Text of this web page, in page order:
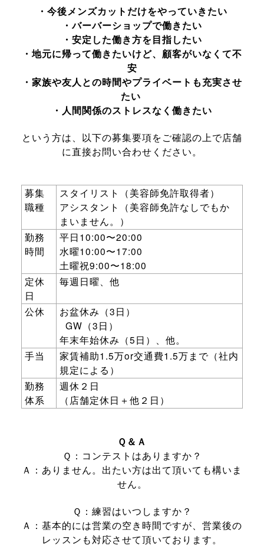
・今後メンズカットだけをやっていきたい
・バーバーショップで働きたい
・安定した働き方を目指したい
・地元に帰って働きたいけど、顧客がいなくて不
安
・家族や友人との時間やプライベートも充実させ
たい
・人間関係のストレスなく働きたい
という方は、以下の募集要項をご確認の上で店舗
に直接お問い合わせください。
募集
職種
スタイリスト（美容師免許取得者）
アシスタント（美容師免許なしでもか
まいません。）
勤務
時間
平日10:00〜20:00
水曜10:00〜17:00
土曜祝9:00〜18:00
定休
日
毎週日曜、 他
公休 お盆休み（3日）
GW （3日）
年末年始休み（5日）、他。
手当
家賃補助1.5万or交通費1.5万まで（社内
規定による）
勤務
体系
週休２日
（店舗定休日＋他２日）
Ｑ＆Ａ
Ｑ：コンテストはありますか？
Ａ：ありません。出たい方は出て頂いても構いま
せん。
Ｑ：練習はいつしますか？
Ａ：基本的には営業の空き時間ですが、営業後の
レッスンも対応させて頂いております。